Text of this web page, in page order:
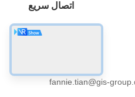
اتصال سريع
fannie.tian@gis-